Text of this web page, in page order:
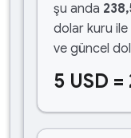
şu anda
dolar kuru ile
ve güncel
5 USD =